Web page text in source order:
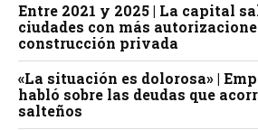
Entre 2021 y 2025 | La capital
ciudades con más
construcción privada
«La situación es dolorosa» |
habló sobre las deudas que
salteños